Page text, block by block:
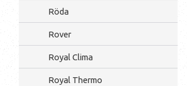
Röda
Rover
Royal Clima
Royal Thermo